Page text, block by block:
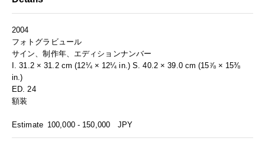
2004
フォトグラビュール
サイン、制作年、エディションナンバー
I. 31.2 × 31.2 cm (12¼ × 12¼ in.) S. 40.2 × 39.0 cm (15⅞ × 15⅜
in.)
ED. 24
額装
Estimate 100,000 - 150,000 JPY